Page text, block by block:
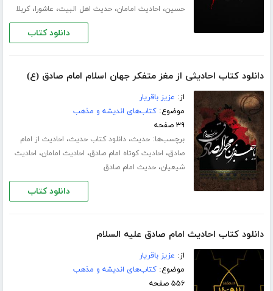
حسین، احادیث امامان،حدیث اهل البیت، عاشورا،کربلا
دانلود کتاب
دانلود کتاب احادیثی از مغز متفکر جهان اسلام امام صادق (ع)
از: عزیز باقریار
موضوع:کتاب‌های اندیشه و مذهب
۳۹ صفحه
برچسب‌ها:حدیث،دانلود کتاب حدیث، احادیث از امام
صادق، احادیث کوتاه امام صادق، احادیث امامان، احادیث
شیعیان،حدیث امام صادق
دانلود کتاب
دانلود کتاب احادیث امام صادق علیه السلام
از: عزیز باقریار
موضوع:کتاب‌های اندیشه و مذهب
۵۵۶ صفحه